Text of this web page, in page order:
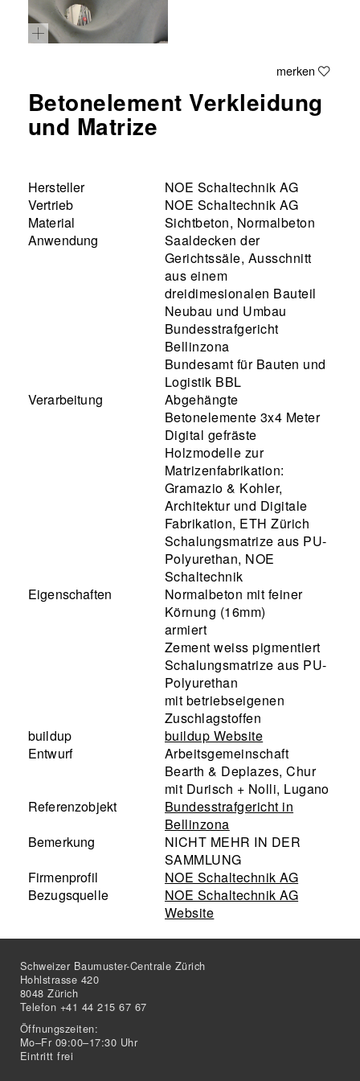
merken
Betonelement Verkleidung
und Matrize
Hersteller
NOE Schaltechnik AG
Vertrieb
NOE Schaltechnik AG
Material
Sichtbeton, Normalbeton
Anwendung
Saaldecken der
Gerichtssäle, Ausschnitt
aus einem
dreidimesionalen Bauteil
Neubau und Umbau
Bundesstrafgericht
Bellinzona
Bundesamt für Bauten und
Logistik BBL
Verarbeitung
Abgehängte
Betonelemente 3x4 Meter
Digital gefräste
Holzmodelle zur
Matrizenfabrikation:
Gramazio & Kohler,
Architektur und Digitale
Fabrikation, ETH Zürich
Schalungsmatrize aus PU-
Polyurethan, NOE
Schaltechnik
Eigenschaften
Normalbeton mit feiner
Körnung (16mm)
armiert
Zement weiss pigmentiert
Schalungsmatrize aus PU-
Polyurethan
mit betriebseigenen
Zuschlagstoffen
buildup
buildup Website
Entwurf
Arbeitsgemeinschaft
Bearth & Deplazes, Chur
mit Durisch + Nolli, Lugano
Referenzobjekt
Bundesstrafgericht in
Bellinzona
Bemerkung
NICHT MEHR IN DER
SAMMLUNG
Firmenprofil
NOE Schaltechnik AG
Bezugsquelle
NOE Schaltechnik AG
Website
Schweizer Baumuster-Centrale Zürich
Hohlstrasse 420
8048 Zürich
Telefon +41 44 215 67 67
Öffnungszeiten:
Mo–Fr 09:00–17:30 Uhr
Eintritt frei